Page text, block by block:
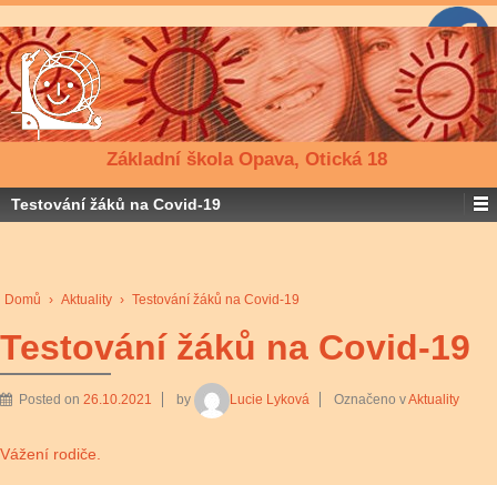
Základní škola Opava, Otická 18
Testování žáků na Covid-19
Domů › Aktuality › Testování žáků na Covid-19
Testování žáků na Covid-19
Posted on 26.10.2021 by Lucie Lyková Označeno vAktuality
Vážení rodiče.